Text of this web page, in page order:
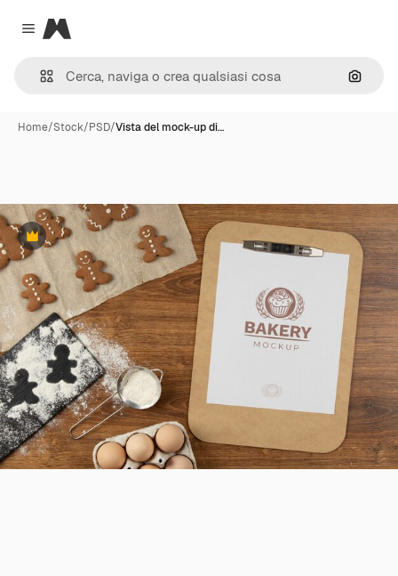
Close menu
Magnific
Cerca
Home/Stock/PSD/Vista del mock-up di…
Premium